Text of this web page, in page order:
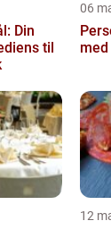
Din
til
06
12